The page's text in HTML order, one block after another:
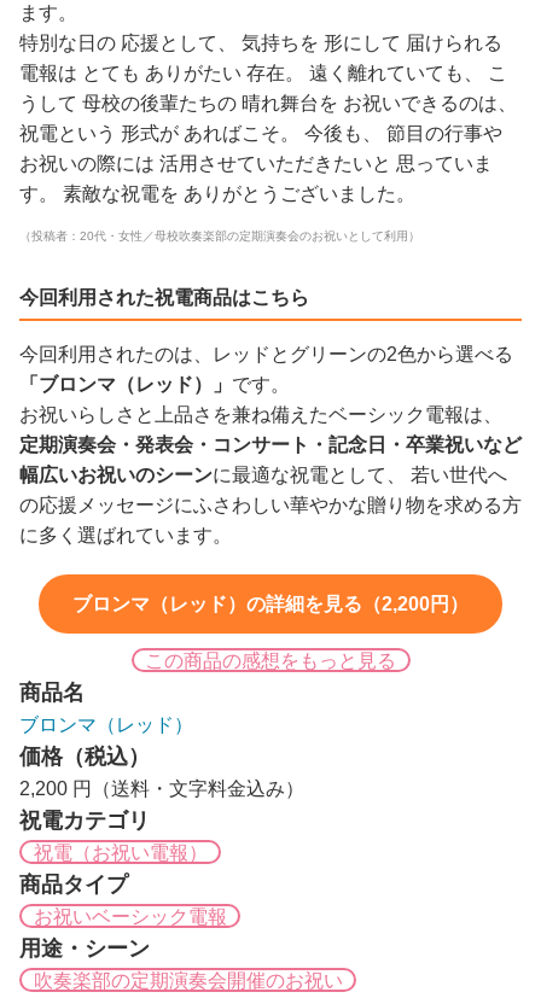
ます。
特別な日の 応援として、 気持ちを 形にして 届けられる
電報は とても ありがたい 存在。 遠く離れていても、 こ
うして 母校の後輩たちの 晴れ舞台を お祝いできるのは、
祝電という 形式が あればこそ。 今後も、 節目の行事や
お祝いの際には 活用させていただきたいと 思っていま
す。 素敵な祝電を ありがとうございました。
（投稿者：20代・女性／母校吹奏楽部の定期演奏会のお祝いとして利用）
今回利用された祝電商品はこちら
今回利用されたのは、レッドとグリーンの2色から選べる
「ブロンマ（レッド）」 です。
お祝いらしさと上品さを兼ね備えたベーシック電報は、
定期演奏会・発表会・コンサート・記念日・卒業祝いなど
幅広いお祝いのシーンに最適な祝電として、 若い世代へ
の応援メッセージにふさわしい華やかな贈り物を求める方
に多く選ばれています。
ブロンマ（レッド）の詳細を見る（2,200円）
この商品の感想をもっと見る
商品名
ブロンマ（レッド）
価格（税込）
2,200 円（送料・文字料金込み）
祝電カテゴリ
祝電（お祝い電報）
商品タイプ
お祝いベーシック電報
用途・シーン
吹奏楽部の定期演奏会開催のお祝い